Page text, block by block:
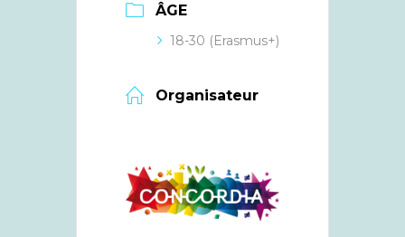
ÂGE
18-30 (Erasmus+)
Organisateur